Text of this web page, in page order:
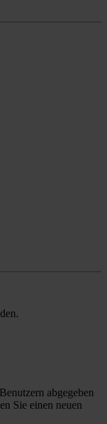
abgegeben
Sie einen neuen